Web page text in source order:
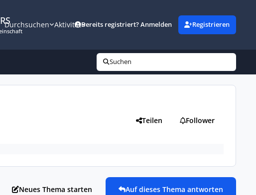
Durchsuchen AktivitätBereits registriert? Anmelden Registrieren
Suchen
Teilen Follower
Neues Thema starten Auf dieses Thema antworten